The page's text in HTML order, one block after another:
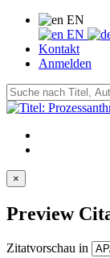
EN
EN
Kontakt
Anmelden
×
Preview
Zitatvorschau in